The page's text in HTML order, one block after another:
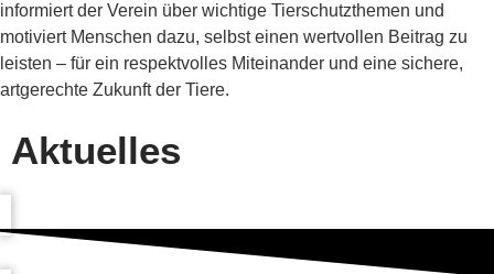
informiert der Verein über wichtige Tierschutzthemen und
motiviert Menschen dazu, selbst einen wertvollen Beitrag zu
leisten – für ein respektvolles Miteinander und eine sichere,
artgerechte Zukunft der Tiere.
Aktuelles